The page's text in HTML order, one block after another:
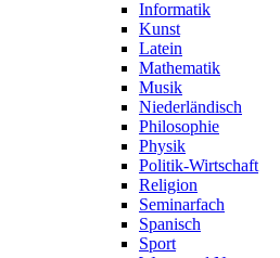
Informatik
Kunst
Latein
Mathematik
Musik
Niederländisch
Philosophie
Physik
Politik-Wirtschaft
Religion
Seminarfach
Spanisch
Sport